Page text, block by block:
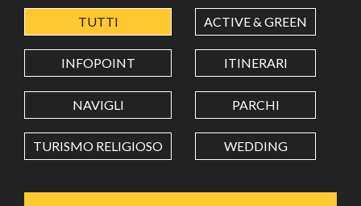
LATITUDINE
LONGITUDINE
Value in decimal degrees. Use dot (.) as decimal separator.
TUTTI ACTIVE & GREEN
INFOPOINT ITINERARI
NAVIGLI PARCHI
TURISMO RELIGIOSO WEDDING